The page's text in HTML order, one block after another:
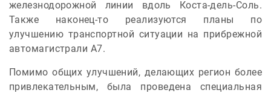
железнодорожной линии вдоль Коста-дель-Соль.
Также наконец-то реализуются планы по
улучшению транспортной ситуации на прибрежной
автомагистрали A7.
Помимо общих улучшений, делающих регион более
привлекательным, была проведена специальная